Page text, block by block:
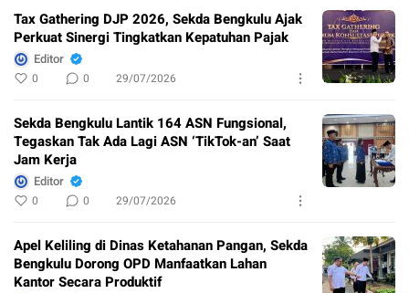
Tax Gathering DJP 2026, Sekda Bengkulu Ajak
Perkuat Sinergi Tingkatkan Kepatuhan Pajak
Editor
0 0 29/07/2026
Sekda Bengkulu Lantik 164 ASN Fungsional,
Tegaskan Tak Ada Lagi ASN ‘TikTok-an’ Saat
Jam Kerja
Editor
0 0 29/07/2026
Apel Keliling di Dinas Ketahanan Pangan, Sekda
Bengkulu Dorong OPD Manfaatkan Lahan
Kantor Secara Produktif